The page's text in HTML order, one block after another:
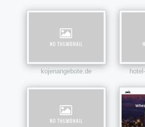
kojenangebote.de